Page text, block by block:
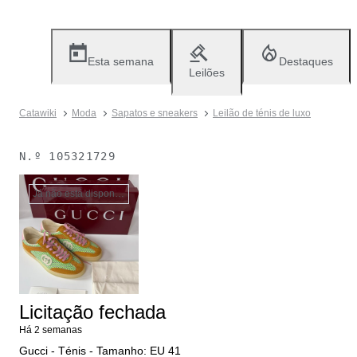
Esta semana
Leilões
Destaques
Catawiki Moda Sapatos e sneakers Leilão de ténis de luxo
N.º 105321729
Já não está disponível
Licitação fechada
Há 2 semanas
Gucci - Ténis - Tamanho: EU 41